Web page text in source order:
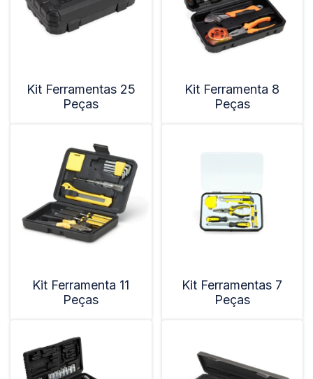
Kit Ferramentas 25
Peças
Kit Ferramenta 8
Peças
Kit Ferramenta 11
Peças
Kit Ferramentas 7
Peças